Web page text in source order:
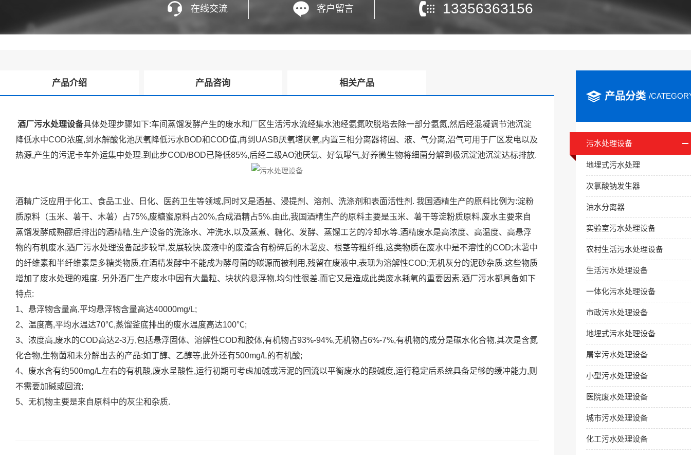
在线交流 客户留言 13356363156
产品介绍 产品咨询 相关产品
酒厂污水处理设备具体处理步骤如下:车间蒸馏发酵产生的废水和厂区生活污水流经集水池经氨氮吹脱塔去除一部分氨氮,然后经混凝调节池沉淀
降低水中COD浓度,到水解酸化池厌氧降低污水BOD和COD值,再到UASB厌氧塔厌氧,内置三相分离器将固、液、气分离,沼气可用于厂区发电以及
热源,产生的污泥卡车外运集中处理.到此步COD/BOD已降低85%,后经二级AO池厌氧、好氧曝气,好养微生物将细菌分解到极沉淀池沉淀达标排放.
酒精广泛应用于化工、食品工业、日化、医药卫生等领域,同时又是酒基、浸提剂、溶剂、洗涤剂和表面活性剂. 我国酒精生产的原料比例为:淀粉
质原料（玉米、薯干、木薯）占75%,废糖蜜原料占20%,合成酒精占5%.由此,我国酒精生产的原料主要是玉米、薯干等淀粉质原料.废水主要来自
蒸馏发酵成熟醪后排出的酒精糟,生产设备的洗涤水、冲洗水,以及蒸煮、糖化、发酵、蒸馏工艺的冷却水等.酒精废水是高浓度、高温度、高悬浮
物的有机废水,酒厂污水处理设备起步较早,发展较快.废液中的废渣含有粉碎后的木薯皮、根茎等粗纤维,这类物质在废水中是不溶性的COD;木薯中
的纤维素和半纤维素是多糖类物质,在酒精发酵中不能成为酵母菌的碳源而被利用,残留在废液中,表现为溶解性COD;无机灰分的泥砂杂质.这些物质
增加了废水处理的难度. 另外酒厂生产废水中因有大量粒、块状的悬浮物,均匀性很差,而它又是造成此类废水耗氧的重要因素.酒厂污水都具备如下
特点:
1、悬浮物含量高,平均悬浮物含量高达40000mg/L;
2、温度高,平均水温达70℃,蒸馏釜底排出的废水温度高达100℃;
3、浓度高,废水的COD高达2-3万,包括悬浮固体、溶解性COD和胶体,有机物占93%-94%,无机物占6%-7%,有机物的成分是碳水化合物,其次是含氮
化合物,生物菌和未分解出去的产品:如丁醇、乙醇等,此外还有500mg/L的有机酸;
4、废水含有约500mg/L左右的有机酸,废水呈酸性,运行初期可考虑加碱或污泥的回流以平衡废水的酸碱度,运行稳定后系统具备足够的缓冲能力,则
不需要加碱或回流;
5、无机物主要是来自原料中的灰尘和杂质.
产品分类 /
污水处理设备
地埋式污水处理
次氯酸钠发生器
油水分离器
实验室污水处理设备
农村生活污水处理设备
生活污水处理设备
一体化污水处理设备
市政污水处理设备
地埋式污水处理设备
屠宰污水处理设备
小型污水处理设备
医院废水处理设备
城市污水处理设备
化工污水处理设备